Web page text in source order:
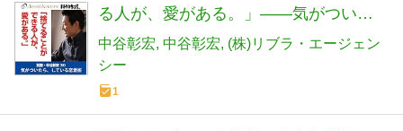
る人が、愛がある。」――気がついた
ら、している恋愛術
中谷彰宏 中谷彰宏 (株)リブラ・エージェン
シー
1